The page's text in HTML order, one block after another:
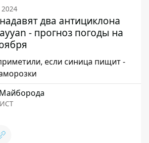
два антициклона
- прогноз погоды на
если синица пищит -